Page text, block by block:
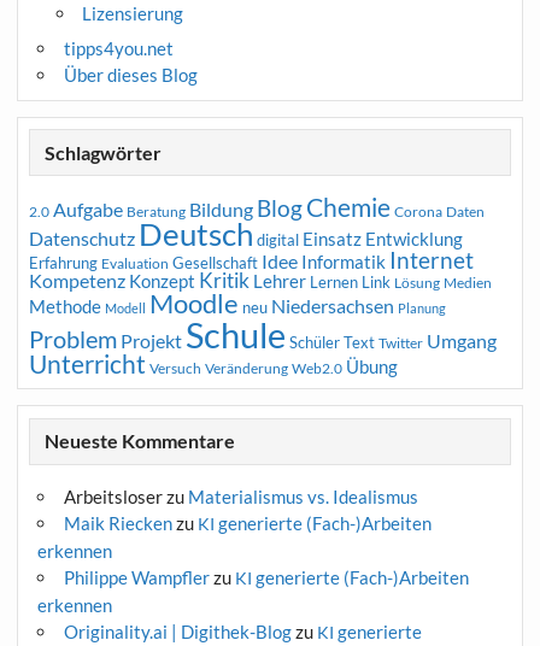
Lizensierung
tipps4you.net
Über dieses Blog
Schlagwörter
2.0 Aufgabe Beratung Bildung BlogChemie Corona Daten
Datenschutz Deutsch digital Einsatz Entwicklung
Erfahrung Evaluation Gesellschaft Idee Informatik Internet
Kompetenz Konzept Kritik Lehrer Lernen Link Lösung Medien
Methode Modell Moodle neu Niedersachsen Planung
Problem Projekt Schule Schüler Text Twitter Umgang
Unterricht Versuch Veränderung Web2.0 Übung
Neueste Kommentare
Arbeitsloserzu Materialismus vs. Idealismus
Maik Rieckenzu KI generierte (Fach-)Arbeiten
erkennen
Philippe Wampflerzu KI generierte (Fach-)Arbeiten
erkennen
Originality.ai | Digithek-Blogzu KI generierte